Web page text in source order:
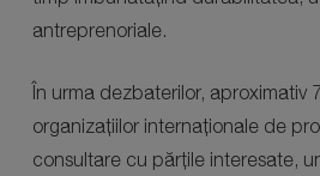
antreprenoriale.
În urma dezbaterilor, aproximativ
organizațiilor internaționale de
consultare cu părțile interesate,